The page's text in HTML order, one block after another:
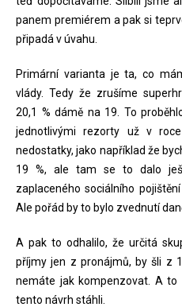
panem premiérem a pak si
připadá v úvahu.
Primární varianta je ta, co
vlády. Tedy že zrušíme
20,1 % dámě na 19. To
jednotlivými rezorty už v
nedostatky, jako například že
19 %, ale tam se to dalo
zaplaceného sociálního
Ale pořád by to bylo zvednutí
A pak to odhalilo, že určitá
příjmy jen z pronájmů, by šli z
nemáte jak kompenzovat. A
tento návrh stáhli.